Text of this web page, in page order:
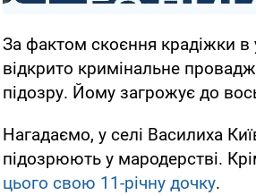
За фактом скоєння крадіжки
відкрито кримінальне
підозру. Йому загрожує до
Нагадаємо, у селі Василиха
підозрюють у мародерстві.
цього свою 11-річну дочку.